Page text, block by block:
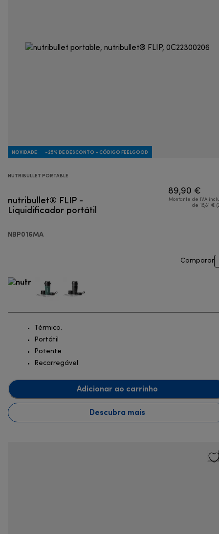
NOVIDADE -25% DE DESCONTO - CÓDIGO FEELGOOD
NUTRIBULLET PORTABLE
nutribullet® FLIP -
Liquidificador portátil
NBP016MA
89,90 €
Montante de IVA
de 16,81 €
Comparar
Térmico.
Portátil
Potente
Recarregável
Adicionar ao carrinho
Descubra mais